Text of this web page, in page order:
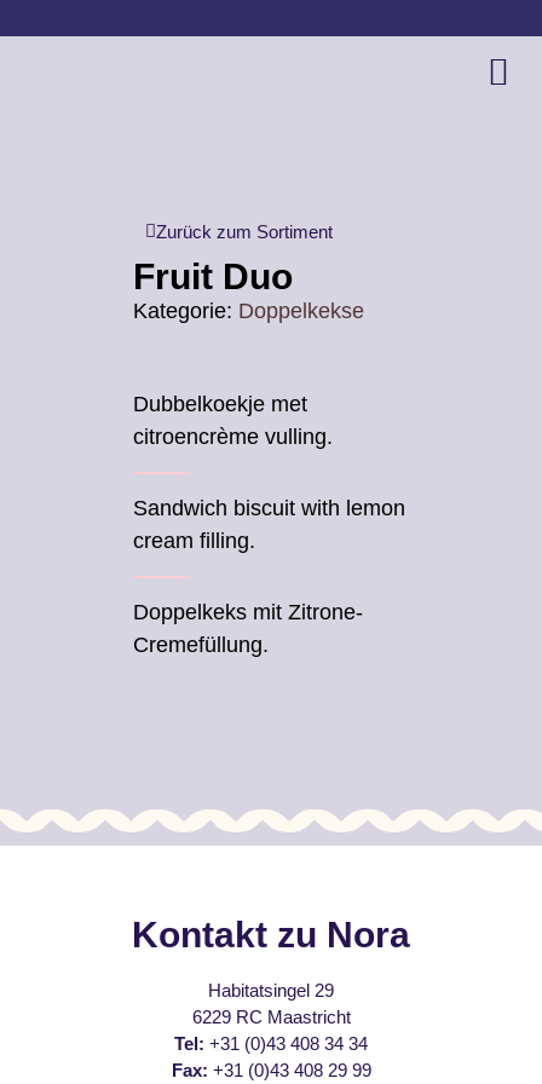
Zurück zum Sortiment
Fruit Duo
Kategorie: Doppelkekse
Dubbelkoekje met
citroencrème vulling.
Sandwich biscuit with lemon
cream filling.
Doppelkeks mit Zitrone-
Cremefüllung.
Kontakt zu Nora
Habitatsingel 29
6229 RC Maastricht
Tel: +31 (0)43 408 34 34
Fax: +31 (0)43 408 29 99